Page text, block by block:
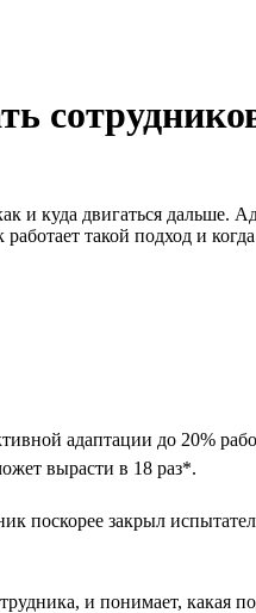
и куда двигаться дальше.
такой подход и
адаптации до 20%
вырасти в 18 раз*.
закрыл
и понимает, какая